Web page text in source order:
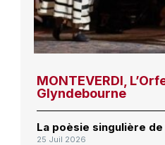
MONTEVERDI,
Glyndebourne
La poèsie singulière
25 Juil 2026